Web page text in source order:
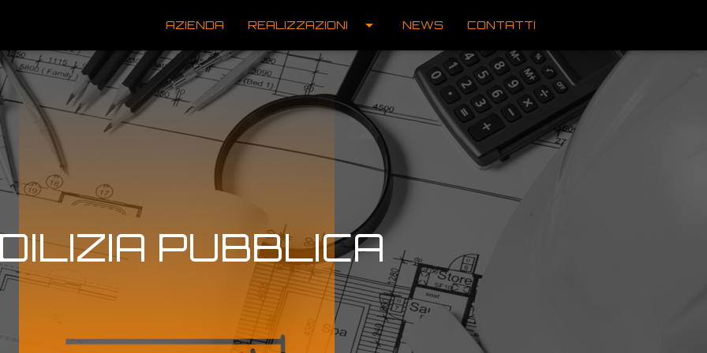
AZIENDA REALIZZAZIONI arrow_drop_down NEWS CONTATTI
PUBBLICA